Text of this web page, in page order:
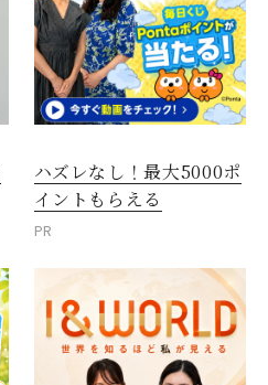
ハズレなし！最大5000ポ
イントもらえる
PR